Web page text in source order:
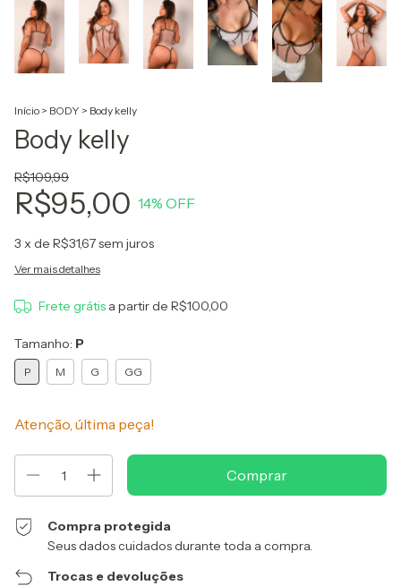
Início > BODY > Body kelly
Body kelly
R$109,99
R$95,00 14% OFF
3 x de R$31,67sem juros
Ver mais detalhes
Frete grátis a partir de R$100,00
Tamanho: P
P M G GG
Atenção, última peça!
Compra protegida
Seus dados cuidados durante toda a compra.
Trocas e devoluções